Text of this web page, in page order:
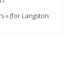
» (for Langston